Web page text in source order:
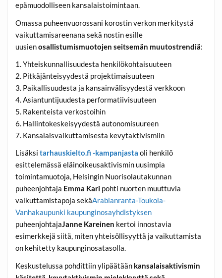
epämuodolliseen kansalaistoimintaan.
Omassa puheenvuorossani korostin verkon merkitystä
vaikuttamisareenana sekä nostin esille
uusienosallistumismuotojen seitsemän muutostrendiä:
1. Yhteiskunnallisuudesta henkilökohtaisuuteen
2. Pitkäjänteisyydestä projektimaisuuteen
3. Paikallisuudesta ja kansainvälisyydestä verkkoon
4. Asiantuntijuudesta performatiivisuuteen
5. Rakenteista verkostoihin
6. Hallintokeskeisyydestä autonomisuureen
7. Kansalaisvaikuttamisesta kevytaktivismiin
Lisäksitarhauskielto.fi -kampanjasta oli henkilö
esittelemässä eläinoikeusaktivismin uusimpia
toimintamuotoja, Helsingin Nuorisolautakunnan
puheenjohtaja Emma Kari pohti nuorten muuttuvia
vaikuttamistapoja sekäArabianranta-Toukola-
Vanhakaupunki kaupunginosayhdistyksen
puheenjohtajaJanne Kareinen kertoi innostavia
esimerkkejä siitä, miten yhteisöllisyyttä ja vaikuttamista
on kehitetty kaupunginosatasolla.
Keskustelussa pohdittiin ylipäätään kansalaisaktivismin